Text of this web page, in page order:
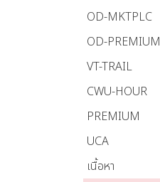
OD-MKTPLC
OD-PREMIUM
VT-TRAIL
CWU-HOUR
PREMIUM
UCA
เนื้อหา